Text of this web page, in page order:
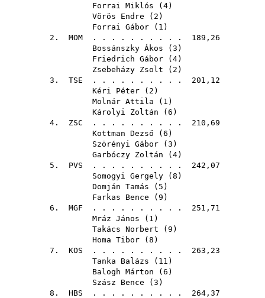
Forrai Miklós ( 4)
Vörös Endre ( 2 )
Forrai Gábor ( 1 )
2. MOM . . . . . . . . . . 189,26
Bossánszky Ákos ( 3 )
Friedrich Gábor ( 4)
Zsebeházy Zsolt ( 2 )
3. TSE . . . . . . . . . . 201,12
Kéri Péter ( 2 )
Molnár Attila ( 1 )
Károlyi Zoltán ( 6 )
4. ZSC . . . . . . . . . . 210,69
Kottman Dezső ( 6 )
Szörényi Gábor ( 3 )
Garbóczy Zoltán ( 4)
5. PVS . . . . . . . . . . 242,07
Somogyi Gergely ( 8 )
Domján Tamás ( 5 )
Farkas Bence ( 9 )
6. MGF . . . . . . . . . . 251,71
Mráz János ( 1 )
Takács Norbert ( 9 )
Homa Tibor ( 8 )
7. KOS . . . . . . . . . . 263,23
Tanka Balázs ( 11 )
Balogh Márton ( 6 )
Szász Bence ( 3 )
8. HBS . . . . . . . . . . 264,37